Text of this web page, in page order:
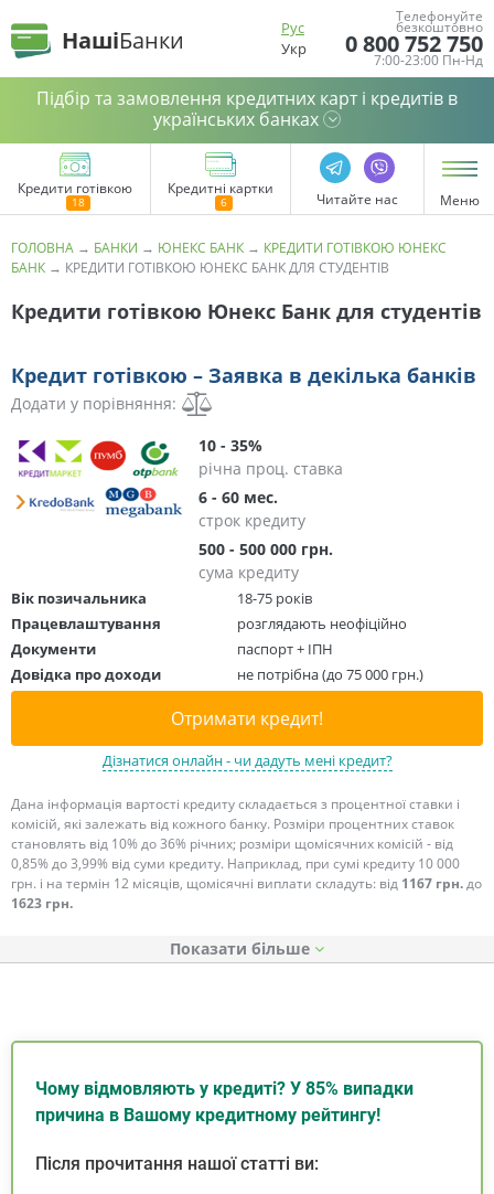
НашіБанки
Рус
Укр
Телефонуйте
безкоштовно
0 800 752 750
7:00-23:00 Пн-Нд
Підбір та замовлення кредитних карт і кредитів в
українських банках
Кредити готівкою Кредитні картки
Читайте нас Меню
ГОЛОВНА → БАНКИ → ЮНЕКС БАНК → КРЕДИТИ ГОТІВКОЮ ЮНЕКС
БАНК → КРЕДИТИ ГОТІВКОЮ ЮНЕКС БАНК ДЛЯ СТУДЕНТІВ
Кредити готівкою Юнекс Банк для студентів
Кредит готівкою – Заявка в декілька банків
Додати у порівняння:
10 - 35%
річна проц. ставка
6 - 60 мес.
строк кредиту
500 - 500 000 грн.
сума кредиту
Вік позичальника
18-75 років
Працевлаштування
розглядають неофіційно
Документи
паспорт + ІПН
Довідка про доходи
не потрібна (до 75 000 грн.)
Отримати кредит!
Дізнатися онлайн - чи дадуть мені кредит?
Дана інформація вартості кредиту складається з процентної ставки і
комісій, які залежать від кожного банку. Розміри процентних ставок
становлять від 10% до 36% річних; розміри щомісячних комісій - від
0,85% до 3,99% від суми кредиту. Наприклад, при сумі кредиту 10 000
грн. і на термін 12 місяців, щомісячні виплати складуть: від 1167 грн.до
1623 грн.
Показати
Чому відмовляють у кредиті? У 85% випадки
причина в Вашому кредитному рейтингу!
Після прочитання нашої статті ви: